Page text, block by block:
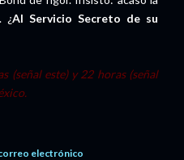
¿Al Servicio Secreto de su
(señal este) y 22 horas (señal
electrónico